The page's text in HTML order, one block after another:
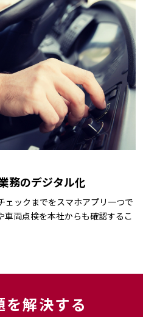
務のデジタル化
ェックまでをスマホアプリ一つで
両点検を本社からも確認するこ
解決する